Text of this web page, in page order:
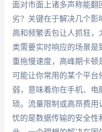
面对市面上诸多声称能
劣？关键在于解决几个影
高和频繁丢包让人抓狂，
类需要实时响应的场景是
重拖慢速度，高峰期卡顿
可能让你常用的某个平
弱，意味着你在手机、
琐。流量限制或高昂费用
忧的是数据传输的安全性